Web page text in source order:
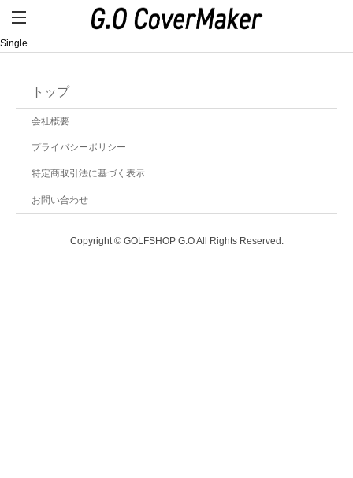
Single
トップ
会社概要
プライバシーポリシー
特定商取引法に基づく表示
お問い合わせ
Copyright © GOLFSHOP G.O All Rights Reserved.